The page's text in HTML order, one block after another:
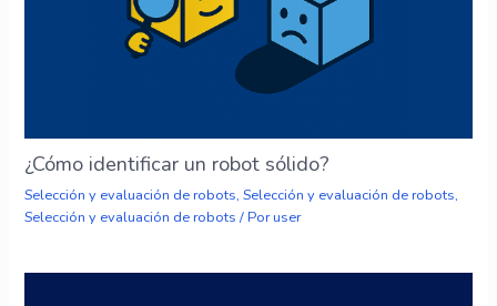
¿Cómo identificar un robot sólido?
Selección y evaluación de robots,Selección y evaluación de robots,
Selección y evaluación de robots / Poruser